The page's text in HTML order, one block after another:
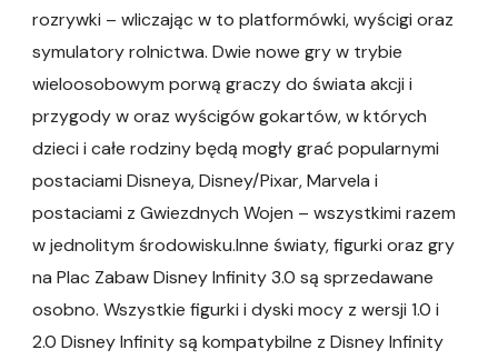
rozrywki – wliczając w to platformówki, wyścigi oraz
symulatory rolnictwa. Dwie nowe gry w trybie
wieloosobowym porwą graczy do świata akcji i
przygody w oraz wyścigów gokartów, w których
dzieci i całe rodziny będą mogły grać popularnymi
postaciami Disneya, Disney/Pixar, Marvela i
postaciami z Gwiezdnych Wojen – wszystkimi razem
w jednolitym środowisku.Inne światy, figurki oraz gry
na Plac Zabaw Disney Infinity 3.0 są sprzedawane
osobno. Wszystkie figurki i dyski mocy z wersji 1.0 i
2.0 Disney Infinity są kompatybilne z Disney Infinity